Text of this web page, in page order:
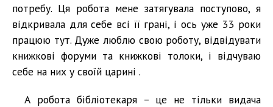
потребу. Ця робота мене затягувала поступово, я
відкривала для себе всі її грані, і ось уже 33 роки
працюю тут. Дуже люблю свою роботу, відвідувати
книжкові форуми та книжкові толоки, і відчуваю
себе на них у своїй царині .
А робота бібліотекаря – це не тільки видача